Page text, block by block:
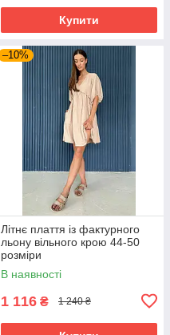
Купити
–10%
Літнє плаття із фактурного
льону вільного крою 44-50
розміри
В наявності
1 116 ₴ 1 240 ₴